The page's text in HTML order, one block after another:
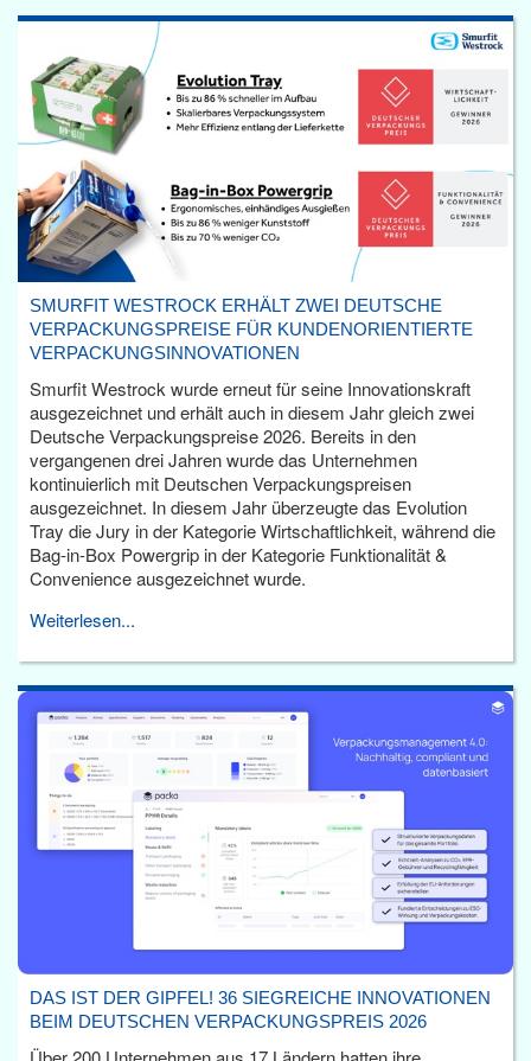
SMURFIT WESTROCK ERHÄLT ZWEI DEUTSCHE
VERPACKUNGSPREISE FÜR KUNDENORIENTIERTE
VERPACKUNGSINNOVATIONEN
Smurfit Westrock wurde erneut für seine Innovationskraft
ausgezeichnet und erhält auch in diesem Jahr gleich zwei
Deutsche Verpackungspreise 2026. Bereits in den
vergangenen drei Jahren wurde das Unternehmen
kontinuierlich mit Deutschen Verpackungspreisen
ausgezeichnet. In diesem Jahr überzeugte das Evolution
Tray die Jury in der Kategorie Wirtschaftlichkeit, während die
Bag-in-Box Powergrip in der Kategorie Funktionalität &
Convenience ausgezeichnet wurde.
Weiterlesen...
DAS IST DER GIPFEL! 36 SIEGREICHE INNOVATIONEN
BEIM DEUTSCHEN VERPACKUNGSPREIS 2026